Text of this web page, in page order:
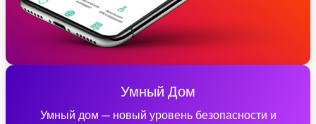
Умный Дом
Умный дом — новый уровень безопасности и